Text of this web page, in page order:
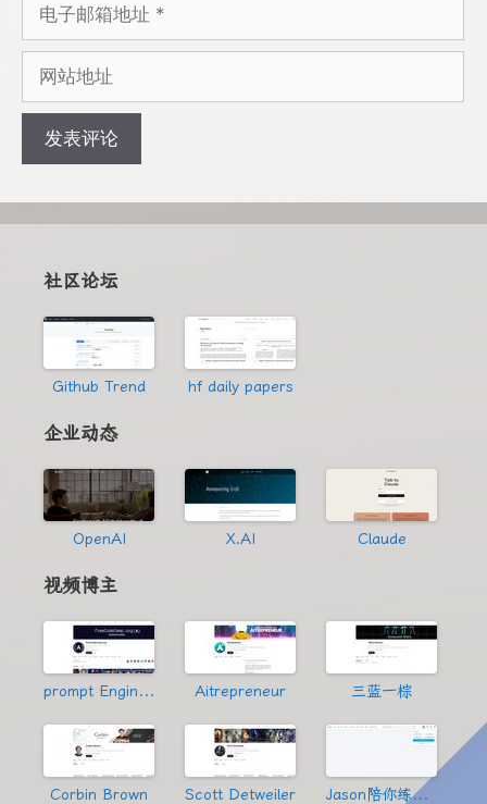
邮
地
地
社区论坛
Github Trend hf daily papers
企业动态
OpenAI X.AI Claude
视频博主
prompt Engineering Aitrepreneur 三蓝一棕
Corbin Brown Scott Detweiler Jason陪你练绝技